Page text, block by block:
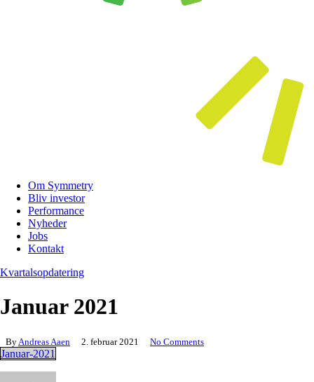
Menu
Om Symmetry
Bliv investor
Performance
Nyheder
Jobs
Kontakt
Kvartalsopdatering
Januar 2021
By Andreas Aaen 2. februar 2021 No Comments
Januar-2021